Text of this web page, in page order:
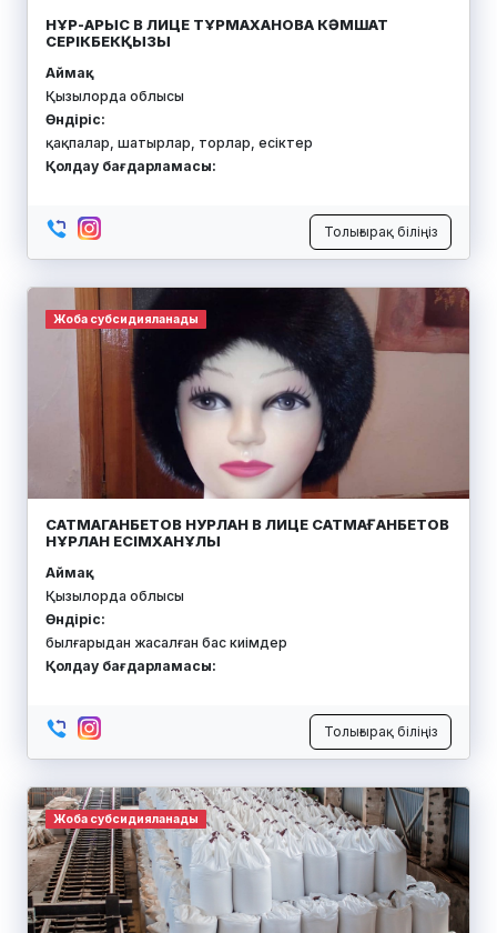
НҰР-АРЫС В ЛИЦЕ ТҰРМАХАНОВА КӘМШАТ
СЕРІКБЕКҚЫЗЫ
Аймақ:
Қызылорда облысы
Өндіріс:
қақпалар, шатырлар, торлар, есіктер
Қолдау бағдарламасы:
Толығырақ біліңіз
Жоба субсидияланады
САТМАГАНБЕТОВ НУРЛАН В ЛИЦЕ САТМАҒАНБЕТОВ
НҰРЛАН ЕСІМХАНҰЛЫ
Аймақ:
Қызылорда облысы
Өндіріс:
былғарыдан жасалған бас киімдер
Қолдау бағдарламасы:
Толығырақ біліңіз
Жоба субсидияланады